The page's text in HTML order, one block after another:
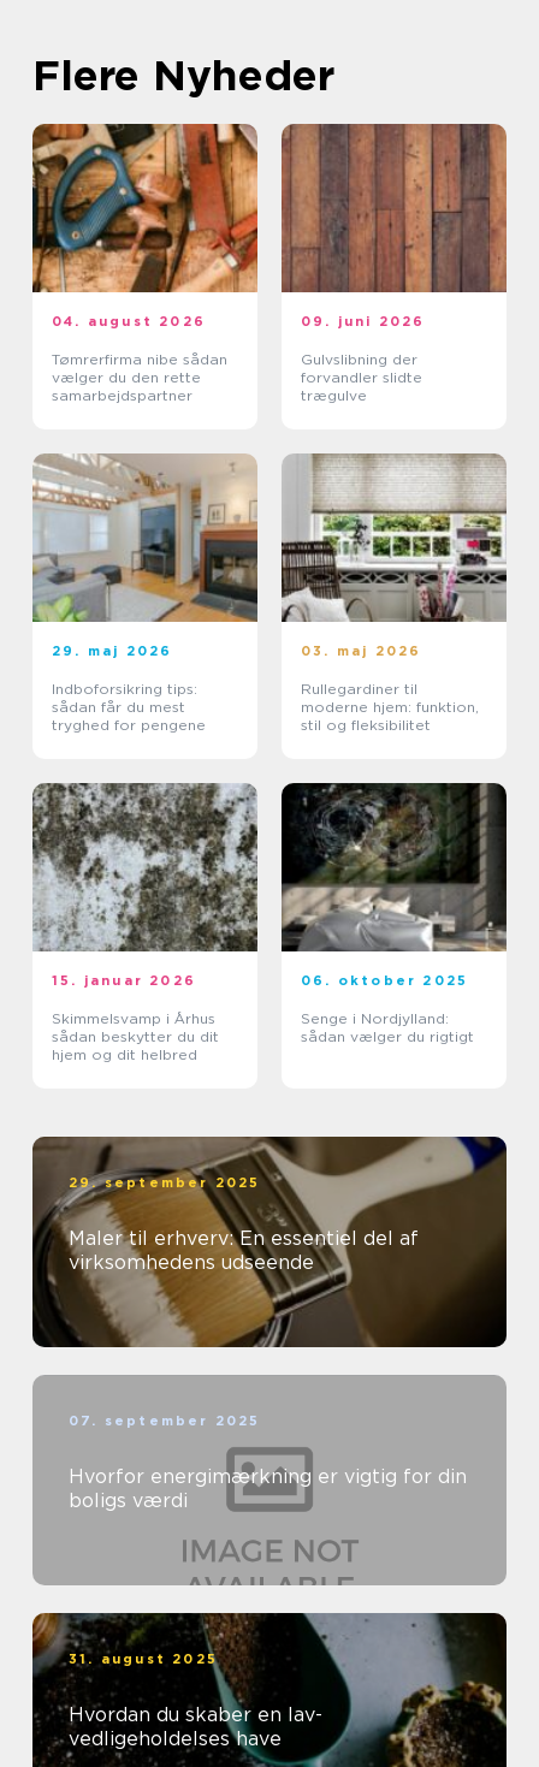
Flere Nyheder
04. august 2026
Tømrerfirma nibe sådan
vælger du den rette
samarbejdspartner
09. juni 2026
Gulvslibning der
forvandler slidte
trægulve
29. maj 2026
Indboforsikring tips:
sådan får du mest
tryghed for pengene
03. maj 2026
Rullegardiner til
moderne hjem: funktion,
stil og fleksibilitet
15. januar 2026
Skimmelsvamp i Århus
sådan beskytter du dit
hjem og dit helbred
06. oktober 2025
Senge i Nordjylland:
sådan vælger du rigtigt
29. september 2025
Maler til erhverv: En essentiel del af
virksomhedens udseende
07. september 2025
Hvorfor energimærkning er vigtig for din
boligs værdi
31. august 2025
Hvordan du skaber en lav-
vedligeholdelses have